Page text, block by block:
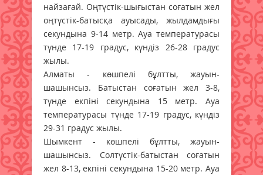
найзағай. Оңтүстік-шығыстан соғатын жел
оңтүстік-батысқа ауысады, жылдамдығы
секундына 9-14 метр. Ауа температурасы
түнде 17-19 градус, күндіз 26-28 градус
жылы.
Алматы - көшпелі бұлтты, жауын-
шашынсыз. Батыстан соғатын жел 3-8,
түнде екпіні секундына 15 метр. Ауа
температурасы түнде 17-19 градус, күндіз
29-31 градус жылы.
Шымкент - көшпелі бұлтты, жауын-
шашынсыз. Солтүстік-батыстан соғатын
жел 8-13, екпіні секундына 15-20 метр. Ауа